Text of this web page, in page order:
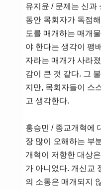
유지윤 / 문제는 신과
동안 목회자가 독점
도를 매개하는 매개
야 한다는 생각이 팽
자라는 매개가 사라
감이 큰 것 같다. 그
지만, 목회자들이 스
고 생각한다.
홍승민 / 종교개혁에
장 많이 오해하는 부
개혁이 저항한 대상
가 아니었다. 개신교
의 소통은 매개되지